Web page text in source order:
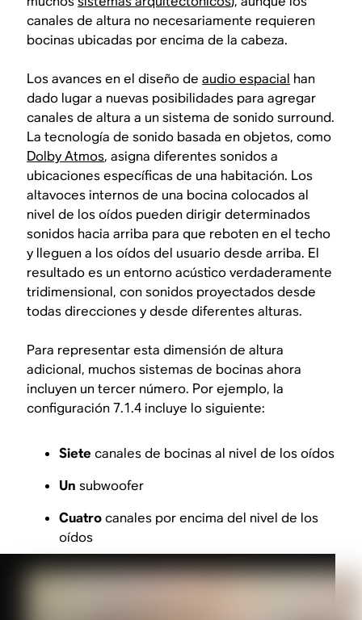
canales de altura no necesariamente requieren
bocinas ubicadas por encima de la cabeza.
Los avances en el diseño deaudio espacial han
dado lugar a nuevas posibilidades para agregar
canales de altura a un sistema de sonido surround.
La tecnología de sonido basada en objetos, como
Dolby Atmos, asigna diferentes sonidos a
ubicaciones específicas de una habitación. Los
altavoces internos de una bocina colocados al
nivel de los oídos pueden dirigir determinados
sonidos hacia arriba para que reboten en el techo
y lleguen a los oídos del usuario desde arriba. El
resultado es un entorno acústico verdaderamente
tridimensional, con sonidos proyectados desde
todas direcciones y desde diferentes alturas.
Para representar esta dimensión de altura
adicional, muchos sistemas de bocinas ahora
incluyen un tercer número. Por ejemplo, la
configuración 7.1.4 incluye lo siguiente:
Siete canales de bocinas al nivel de los oídos
Un subwoofer
Cuatrocanales por encima del nivel de los
oídos